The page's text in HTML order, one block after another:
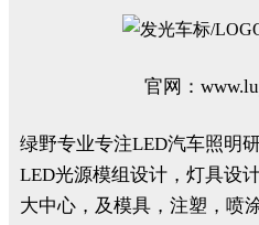
官网：
绿野专业专注LED汽车照明
LED光源模组设计，灯具设
大中心，及模具，注塑，喷